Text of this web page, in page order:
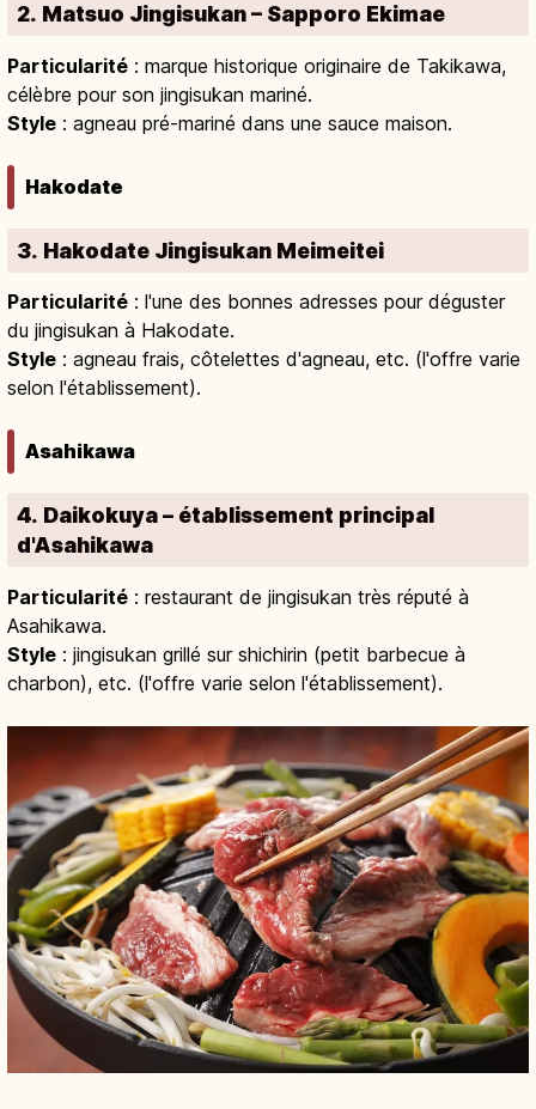
2. Matsuo Jingisukan – Sapporo Ekimae
Particularité : marque historique originaire de Takikawa,
célèbre pour son jingisukan mariné.
Style : agneau pré-mariné dans une sauce maison.
Hakodate
3. Hakodate Jingisukan Meimeitei
Particularité : l'une des bonnes adresses pour déguster
du jingisukan à Hakodate.
Style : agneau frais, côtelettes d'agneau, etc. (l'offre varie
selon l'établissement).
Asahikawa
4. Daikokuya – établissement principal
d'Asahikawa
Particularité : restaurant de jingisukan très réputé à
Asahikawa.
Style : jingisukan grillé sur shichirin (petit barbecue à
charbon), etc. (l'offre varie selon l'établissement).